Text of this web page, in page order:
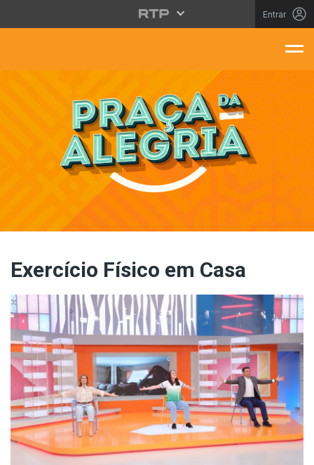
Saltar para o conteúdo principal
Entrar
Exercício Físico em Casa